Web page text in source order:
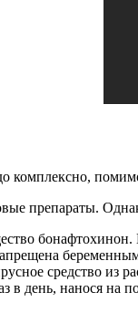
комплексно,
препараты.
средство из
в день, нанося на